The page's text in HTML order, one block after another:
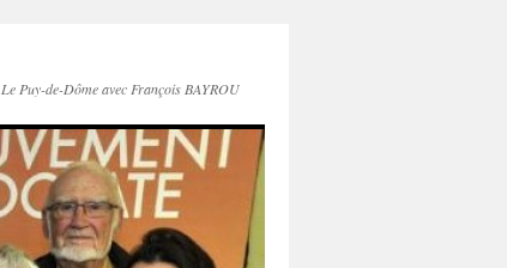
Le Puy-de-Dôme avec François BAYROU